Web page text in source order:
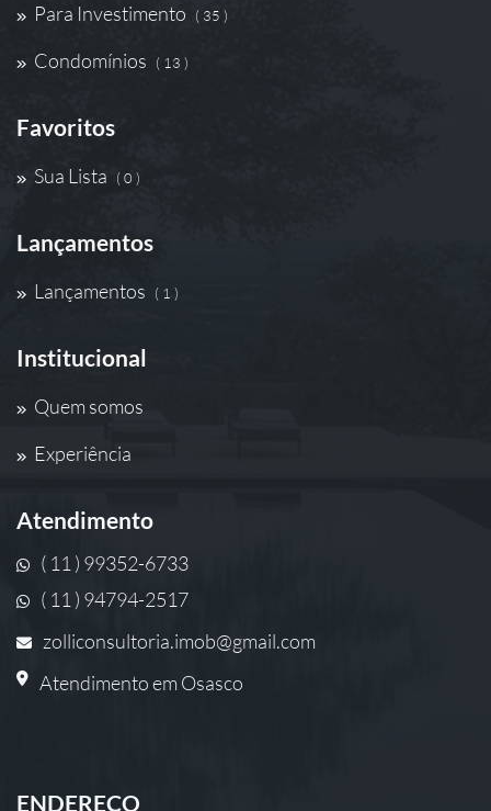
Para Investimento ( 35 )
Condomínios ( 13 )
Favoritos
Sua Lista ( 0 )
Lançamentos
Lançamentos ( 1 )
Institucional
Quem somos
Experiência
Atendimento
( 11 ) 99352-6733
( 11 ) 94794-2517
zolliconsultoria.imob@gmail.com
Atendimento em Osasco
ENDEREÇO